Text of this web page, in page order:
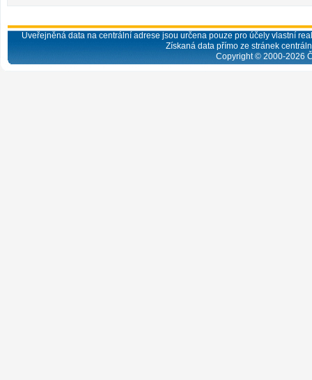
Uveřejněná data na centrální adrese jsou určena pouze pro účely vlastní
Získaná data přímo ze stránek
Copyright © 2000-2026